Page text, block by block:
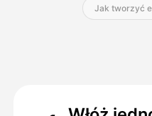
Jak tworzyć